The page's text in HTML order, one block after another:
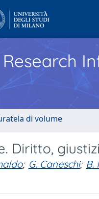
di volume
Diritto,
; G. Caneschi; B.